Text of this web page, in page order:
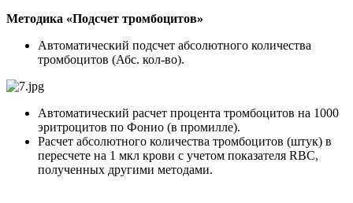
Методика «Подсчет тромбоцитов»
Автоматический подсчет абсолютного количества
тромбоцитов (Абс. кол-во).
Автоматический расчет процента тромбоцитов на 1000
эритроцитов по Фонио (в промилле).
Расчет абсолютного количества тромбоцитов (штук) в
пересчете на 1 мкл крови с учетом показателя RBC,
полученных другими методами.